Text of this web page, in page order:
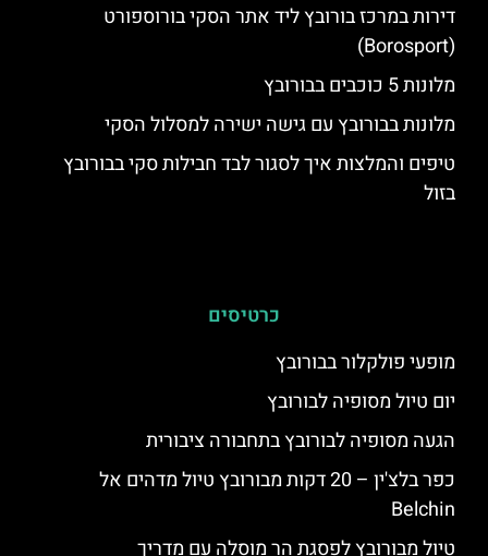
דירות במרכז בורובץ ליד אתר הסקי בורוספורט
(Borosport)
מלונות 5 כוכבים בבורובץ
מלונות בבורובץ עם גישה ישירה למסלול הסקי
טיפים והמלצות איך לסגור לבד חבילות סקי בבורובץ
בזול
כרטיסים
מופעי פולקלור בבורובץ
יום טיול מסופיה לבורובץ
הגעה מסופיה לבורובץ בתחבורה ציבורית
כפר בלצ'ין – 20 דקות מבורובץ טיול מדהים אל
Belchin
טיול מבורובץ לפסגת הר מוסלה עם מדריך